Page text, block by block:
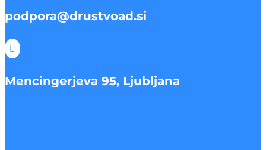
podpora@drustvoad.si

Mencingerjeva 95, Ljubljana